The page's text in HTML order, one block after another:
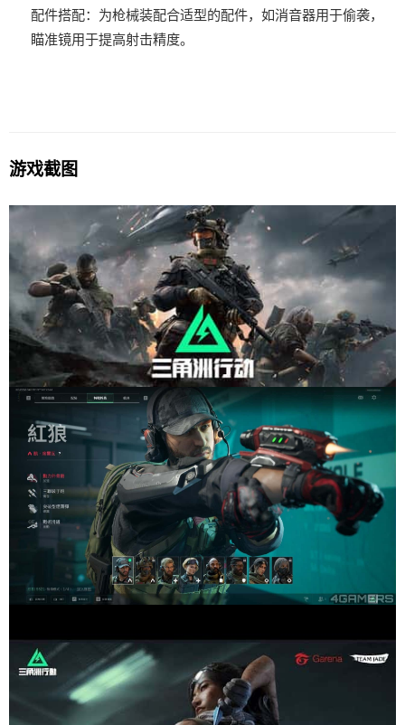
配件搭配：为枪械装配合适型的配件，如消音器用于偷袭，
瞄准镜用于提高射击精度。
游戏截图